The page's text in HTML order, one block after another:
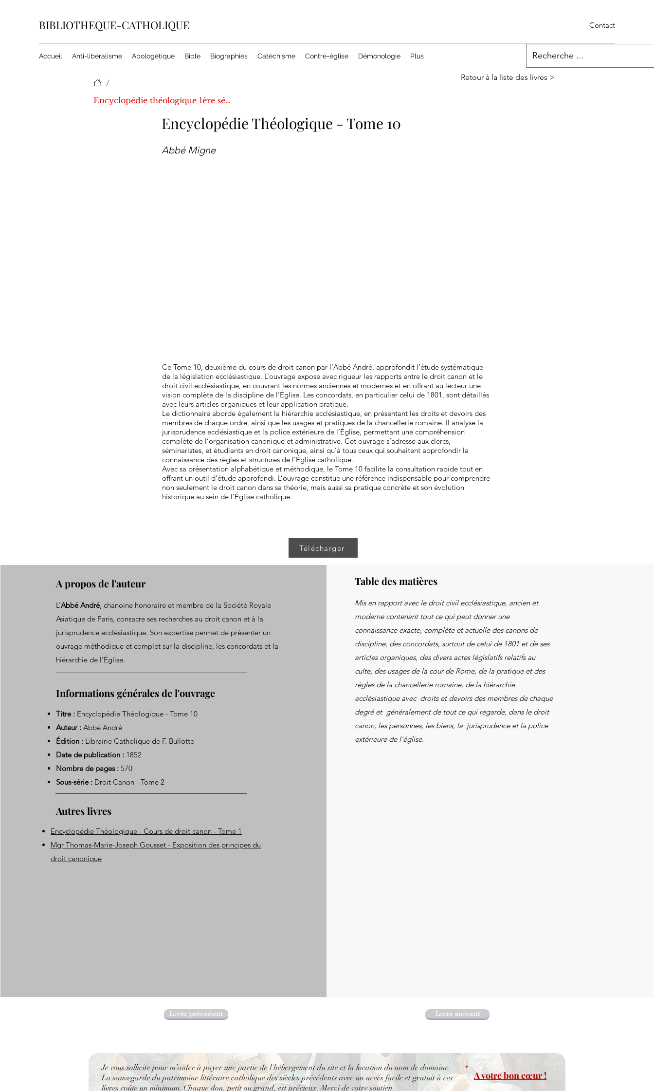
BIBLIOTHEQUE-CATHOLIQUE Contact
Accueil Anti-libéralisme Apologétique Bible Biographies Catéchisme Contre-église Démonologie Plus
/
Encyclopédie théologique 1ère série
Retour à la liste des livres >
Encyclopédie Théologique - Tome 10
Abbé Migne
Ce Tome 10, deuxième du cours de droit canon par l’Abbé André, approfondit l’étude systématique
de la législation ecclésiastique. L’ouvrage expose avec rigueur les rapports entre le droit canon et le
droit civil ecclésiastique, en couvrant les normes anciennes et modernes et en offrant au lecteur une
vision complète de la discipline de l’Église. Les concordats, en particulier celui de 1801, sont détaillés
avec leurs articles organiques et leur application pratique.
Le dictionnaire aborde également la hiérarchie ecclésiastique, en présentant les droits et devoirs des
membres de chaque ordre, ainsi que les usages et pratiques de la chancellerie romaine. Il analyse la
jurisprudence ecclésiastique et la police extérieure de l’Église, permettant une compréhension
complète de l’organisation canonique et administrative. Cet ouvrage s’adresse aux clercs,
séminaristes, et étudiants en droit canonique, ainsi qu’à tous ceux qui souhaitent approfondir la
connaissance des règles et structures de l’Église catholique.
Avec sa présentation alphabétique et méthodique, le Tome 10 facilite la consultation rapide tout en
offrant un outil d’étude approfondi. L’ouvrage constitue une référence indispensable pour comprendre
non seulement le droit canon dans sa théorie, mais aussi sa pratique concrète et son évolution
historique au sein de l’Église catholique.
Télécharger
A propos de l'auteur
L’Abbé André, chanoine honoraire et membre de la Société Royale
Asiatique de Paris, consacre ses recherches au droit canon et à la
jurisprudence ecclésiastique. Son expertise permet de présenter un
ouvrage méthodique et complet sur la discipline, les concordats et la
hiérarchie de l’Église.
Informations générales de l'ouvrage
Titre : Encyclopédie Théologique - Tome 10
Auteur : Abbé André
Édition : Librairie Catholique de F. Bullotte
Date de publication : 1852
Nombre de pages : 570
Sous-série : Droit Canon - Tome 2
Autres livres
Encyclopédie Théologique - Cours de droit canon - Tome 1
Mgr Thomas-Marie-Joseph Gousset - Exposition des principes du
droit canonique
Table des matières
Mis en rapport avec le droit civil ecclésiastique, ancien et
moderne contenant tout ce qui peut donner une
connaissance exacte, complète et actuelle des canons de
discipline, des concordats, surtout de celui de 1801 et de ses
articles organiques, des divers actes législatifs relatifs au
culte, des usages de la cour de Rome, de la pratique et des
règles de la chancellerie romaine, de la hiérarchie
ecclésiastique avec droits et devoirs des membres de chaque
degré et généralement de tout ce qui regarde, dans le droit
canon, les personnes, les biens, la jurisprudence et la police
extérieure de l'église.
Livre précédent Livre suivant
A votre bon cœur !
Je vous sollicite pour m’aider à payer une partie de l'hébergement du site et la location du nom de domaine.
La sauvegarde du patrimoine littéraire catholique des siècles précédents avec un accès facile et gratuit à ces
livres coûte un minimum. Chaque don, petit ou grand, est précieux. Merci de votre soutien.